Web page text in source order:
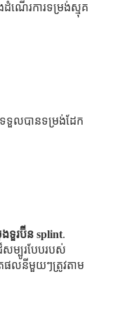
ណើរការទម្រង់ស្មុគ
ទួលបានទម្រង់ដែក
ទួរប៊ីន splint.
ម្បូរបែបរបស់
ផលនីមួយៗត្រូវតាម